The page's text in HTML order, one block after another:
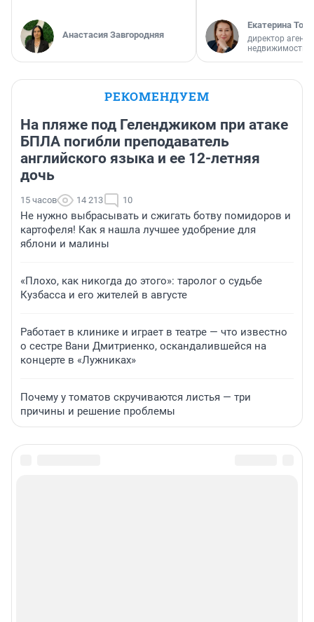
Анастасия Завгородняя
Екатерина
директор
недвижимости
РЕКОМЕНДУЕМ
На пляже под Геленджиком при атаке
БПЛА погибли преподаватель
английского языка и ее 12-летняя
дочь
15 часов 14 213 10
Не нужно выбрасывать и сжигать ботву помидоров и
картофеля! Как я нашла лучшее удобрение для
яблони и малины
«Плохо, как никогда до этого»: таролог о судьбе
Кузбасса и его жителей в августе
Работает в клинике и играет в театре — что известно
о сестре Вани Дмитриенко, оскандалившейся на
концерте в «Лужниках»
Почему у томатов скручиваются листья — три
причины и решение проблемы